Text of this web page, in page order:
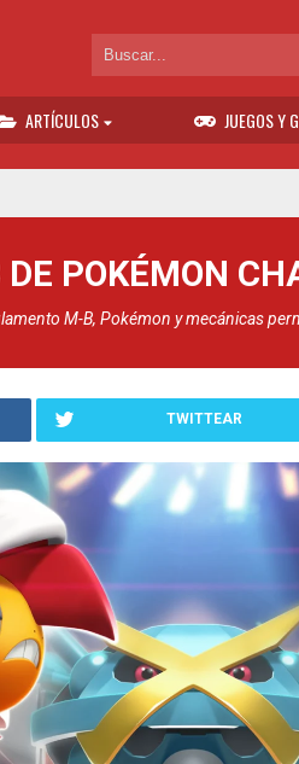
ARTÍCULOS JUEGOS Y
POKÉMON
M-B, Pokémon y mecánicas
TWITTEAR